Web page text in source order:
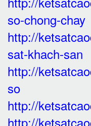
so-chong-chay
http://
sat-khach-san
http://
so
http://
http://